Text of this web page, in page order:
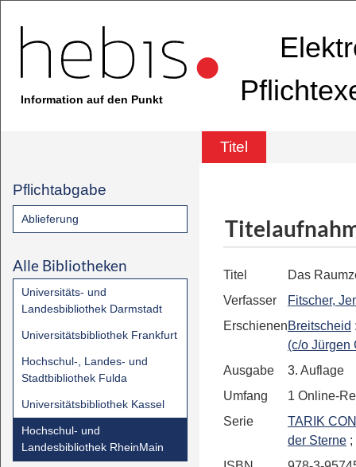
Information auf den Punkt
Titel
Pflichtabgabe
Ablieferung
Alle Bibliotheken
Universitäts- und
Landesbibliothek Darmstadt
Universitätsbibliothek Frankfurt
Hochschul-, Landes- und
Stadtbibliothek Fulda
Universitätsbibliothek Kassel
Hochschul- und
Landesbibliothek RheinMain
Titel
Das
Verfasser
Fitscher,
ErschienenBreitscheid
(c/o Jürgen
Ausgabe
3. Auflage
Umfang
1 Online-
Serie
TARIK
der Sterne ;